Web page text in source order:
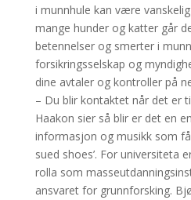
i munnhule kan være
mange hunder og katter går
betennelser og smerter i
forsikringsselskap og
dine avtaler og kontroller på
– Du blir kontaktet når det er
Haakon sier så blir er det en
informasjon og musikk som
sued shoes’. For universiteta
rolla som
ansvaret for grunnforsking.